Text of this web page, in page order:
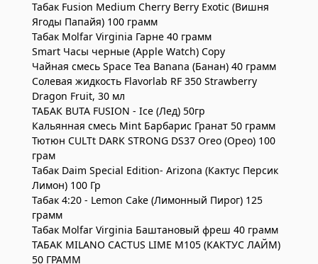
Табак Fusion Medium Cherry Berry Exotic (Вишня
Ягоды Папайя) 100 грамм
Табак Molfar Virginia Гарне 40 грамм
Smart Часы черные (Apple Watch) Copy
Чайная смесь Space Tea Banana (Банан) 40 грамм
Солевая жидкость Flavorlab RF 350 Strawberry
Dragon Fruit, 30 мл
ТАБАК BUTA FUSION - Ice (Лед) 50гр
Кальянная смесь Mint Барбарис Гранат 50 грамм
Тютюн CULTt DARK STRONG DS37 Oreo (Орео) 100
грам
Табак Daim Special Edition- Arizona (Кактус Персик
Лимон) 100 Гр
Табак 4:20 - Lemon Cake (Лимонный Пирог) 125
грамм
Табак Molfar Virginia Баштановый фреш 40 грамм
ТАБАК MILANO CACTUS LIME M105 (КАКТУС ЛАЙМ)
50 ГРАММ